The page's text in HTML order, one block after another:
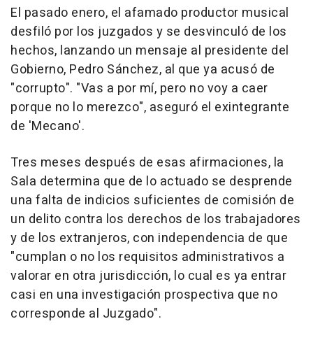
El pasado enero, el afamado productor musical
desfiló por los juzgados y se desvinculó de los
hechos, lanzando un mensaje al presidente del
Gobierno, Pedro Sánchez, al que ya acusó de
"corrupto". "Vas a por mí, pero no voy a caer
porque no lo merezco", aseguró el exintegrante
de 'Mecano'.
Tres meses después de esas afirmaciones, la
Sala determina que de lo actuado se desprende
una falta de indicios suficientes de comisión de
un delito contra los derechos de los trabajadores
y de los extranjeros, con independencia de que
"cumplan o no los requisitos administrativos a
valorar en otra jurisdicción, lo cual es ya entrar
casi en una investigación prospectiva que no
corresponde al Juzgado".